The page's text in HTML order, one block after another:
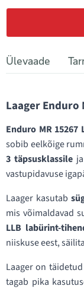
Ülevaade
Laager Enduro
Enduro MR 15267
sobib eelkõige
3 täpsusklassile
vastupidavuse
Laager kasutab
mis võimaldavad
LLB labürint-
niiskuse eest,
Laager on täidetud
tagab pika